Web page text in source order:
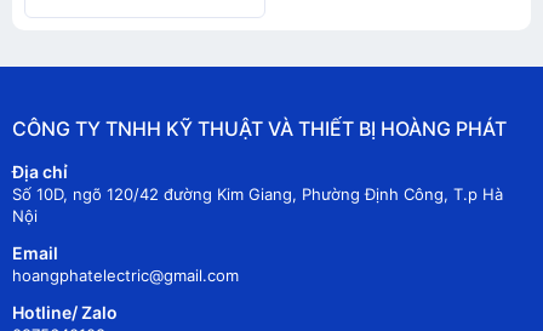
CÔNG TY TNHH KỸ THUẬT VÀ THIẾT BỊ HOÀNG PHÁT
Địa chỉ
Số 10D, ngõ 120/42 đường Kim Giang, Phường Định Công, T.p Hà
Nội
Email
hoangphatelectric@gmail.com
Hotline/ Zalo